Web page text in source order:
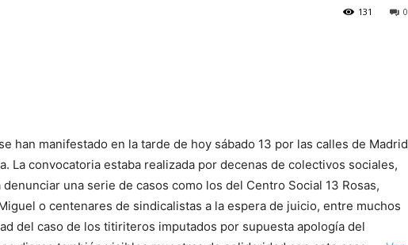
0
131
han manifestado en la tarde de hoy sábado 13 por las calles de Madrid
La convocatoria estaba realizada por decenas de colectivos sociales,
una serie de casos como los del Centro Social 13 Rosas,
o centenares de sindicalistas a la espera de juicio, entre muchos
del caso de los titiriteros imputados por supuesta apología del